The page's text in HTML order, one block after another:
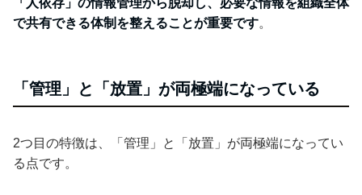
で共有できる体制を整えることが重要です。
「管理」と「放置」が両極端になっている
2つ目の特徴は、「管理」と「放置」が両極端になってい
る点です。